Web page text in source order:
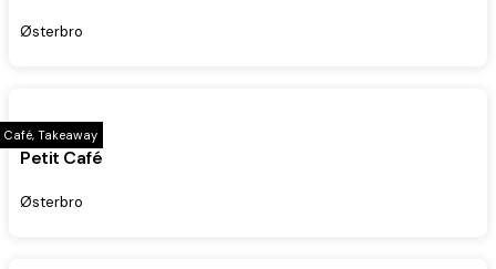
Østerbro
Café, Takeaway
Petit Café
Østerbro